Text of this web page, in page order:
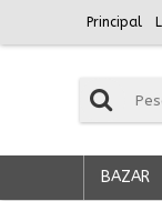
Principal
BAZAR